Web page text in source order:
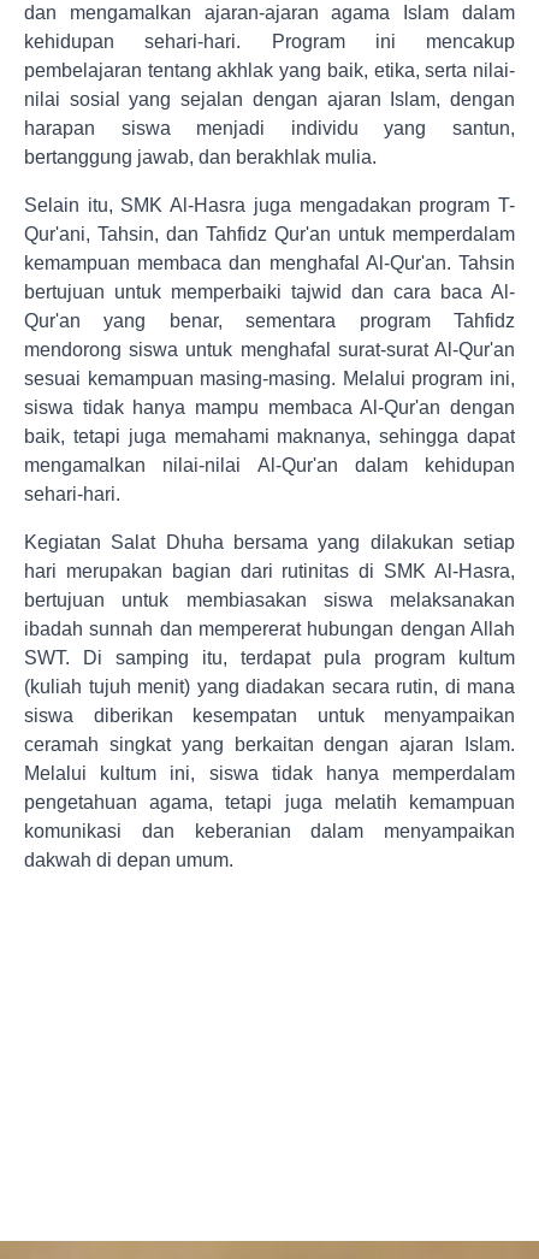
dan mengamalkan ajaran-ajaran agama Islam dalam
kehidupan sehari-hari. Program ini mencakup
pembelajaran tentang akhlak yang baik, etika, serta nilai-
nilai sosial yang sejalan dengan ajaran Islam, dengan
harapan siswa menjadi individu yang santun,
bertanggung jawab, dan berakhlak mulia.
Selain itu, SMK Al-Hasra juga mengadakan program T-
Qur'ani, Tahsin, dan Tahfidz Qur'an untuk memperdalam
kemampuan membaca dan menghafal Al-Qur'an. Tahsin
bertujuan untuk memperbaiki tajwid dan cara baca Al-
Qur'an yang benar, sementara program Tahfidz
mendorong siswa untuk menghafal surat-surat Al-Qur'an
sesuai kemampuan masing-masing. Melalui program ini,
siswa tidak hanya mampu membaca Al-Qur'an dengan
baik, tetapi juga memahami maknanya, sehingga dapat
mengamalkan nilai-nilai Al-Qur'an dalam kehidupan
sehari-hari.
Kegiatan Salat Dhuha bersama yang dilakukan setiap
hari merupakan bagian dari rutinitas di SMK Al-Hasra,
bertujuan untuk membiasakan siswa melaksanakan
ibadah sunnah dan mempererat hubungan dengan Allah
SWT. Di samping itu, terdapat pula program kultum
(kuliah tujuh menit) yang diadakan secara rutin, di mana
siswa diberikan kesempatan untuk menyampaikan
ceramah singkat yang berkaitan dengan ajaran Islam.
Melalui kultum ini, siswa tidak hanya memperdalam
pengetahuan agama, tetapi juga melatih kemampuan
komunikasi dan keberanian dalam menyampaikan
dakwah di depan umum.